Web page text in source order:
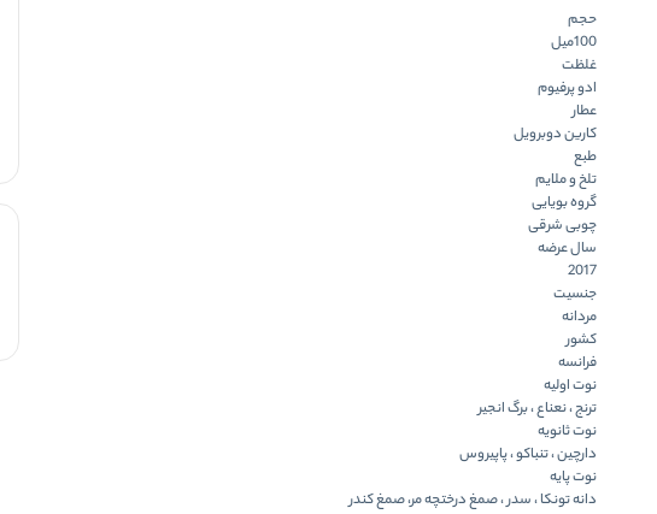
حجم
100میل
غلظت
ادو پرفیوم
عطار
کارین دوبرویل
طبع
تلخ و ملایم
گروه بویایی
چوبی شرقی
سال عرضه
2017
جنسیت
مردانه
کشور
فرانسه
نوت اولیه
ترنج ، نعناع ، برگ انجیر
نوت ثانویه
دارچین ، تنباکو ، پاپیروس
نوت پایه
دانه تونکا ، سدر ، صمغ درختچه مر، صمغ کندر